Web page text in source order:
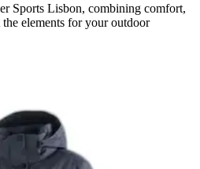
Sports Lisbon, combining comfort,
elements for your outdoor